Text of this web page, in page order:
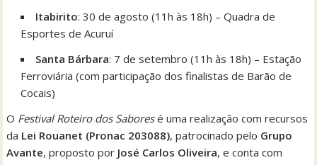
Itabirito: 30 de agosto (11h às 18h) – Quadra de
Esportes de Acuruí
Santa Bárbara: 7 de setembro (11h às 18h) – Estação
Ferroviária (com participação dos finalistas de Barão de
Cocais)
O Festival Roteiro dos Saboresé uma realização com recursos
da Lei Rouanet (Pronac 203088), patrocinado pelo Grupo
Avante, proposto por José Carlos Oliveira, e conta com